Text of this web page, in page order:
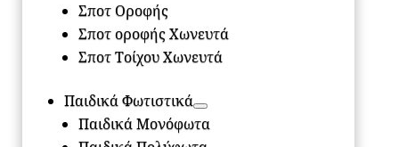
Σποτ Οροφής
Σποτ οροφής Χωνευτά
Σποτ Τοίχου Χωνευτά
Παιδικά Φωτιστικά
Παιδικά Μονόφωτα